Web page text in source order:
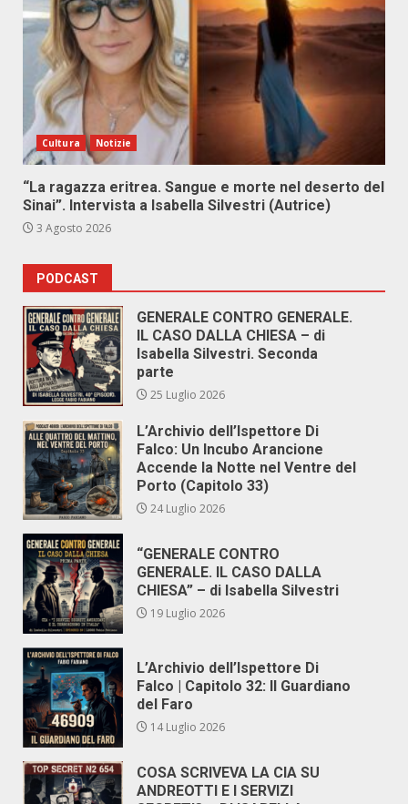
Cultura Notizie
“La ragazza eritrea. Sangue e morte nel deserto del
Sinai”. Intervista a Isabella Silvestri (Autrice)
3 Agosto 2026
PODCAST
GENERALE CONTRO GENERALE.
IL CASO DALLA CHIESA – di
Isabella Silvestri. Seconda
parte
25 Luglio 2026
L’Archivio dell’Ispettore Di
Falco: Un Incubo Arancione
Accende la Notte nel Ventre del
Porto (Capitolo 33)
24 Luglio 2026
“GENERALE CONTRO
GENERALE. IL CASO DALLA
CHIESA” – di Isabella Silvestri
19 Luglio 2026
L’Archivio dell’Ispettore Di
Falco | Capitolo 32: Il Guardiano
del Faro
14 Luglio 2026
COSA SCRIVEVA LA CIA SU
ANDREOTTI E I SERVIZI